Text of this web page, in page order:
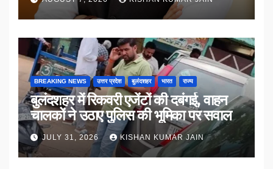
BREAKING NEWS उत्तर प्रदेश बुलंदशहर भारत राज्य
बुलंदशहर में रिकवरी एजेंटों की दबंगई, वाहन
चालकों ने उठाए पुलिस की भूमिका पर सवाल
JULY 31, 2026 KISHAN KUMAR JAIN